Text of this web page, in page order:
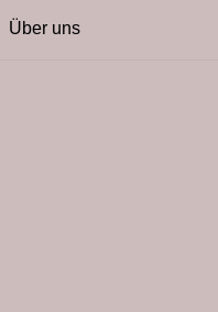
Über uns